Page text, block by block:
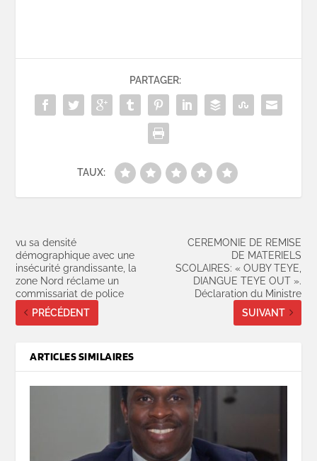
PARTAGER:
TAUX:
vu sa densité
démographique avec une
insécurité grandissante, la
zone Nord réclame un
commissariat de police
PRÉCÉDENT
CEREMONIE DE REMISE
DE MATERIELS
SCOLAIRES: « OUBY TEYE,
DIANGUE TEYE OUT ».
Déclaration du Ministre
SUIVANT
ARTICLES SIMILAIRES